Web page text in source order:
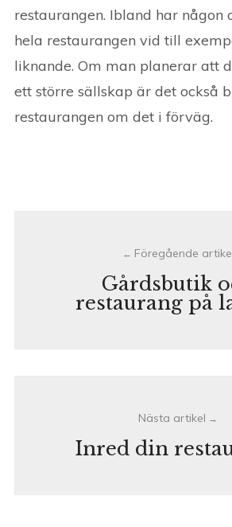
restaurangen. Ibland har någon
hela restaurangen vid till
liknande. Om man planerar att
ett större sällskap är det också
restaurangen om det i förväg.
navigation
Gårdsbutik
restaurang på
Inred din